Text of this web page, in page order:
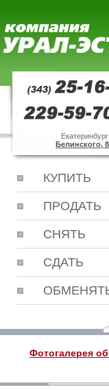
Екатеринбург
Белинского,
КУПИТЬ
ПРОДАТЬ
СНЯТЬ
СДАТЬ
Фотогалерея